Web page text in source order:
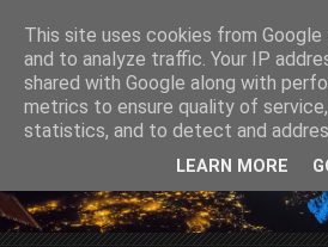
This site uses cookies from
and to analyze traffic. Your IP
shared with Google along with
metrics to ensure quality of
statistics, and to detect and
LEARN MORE